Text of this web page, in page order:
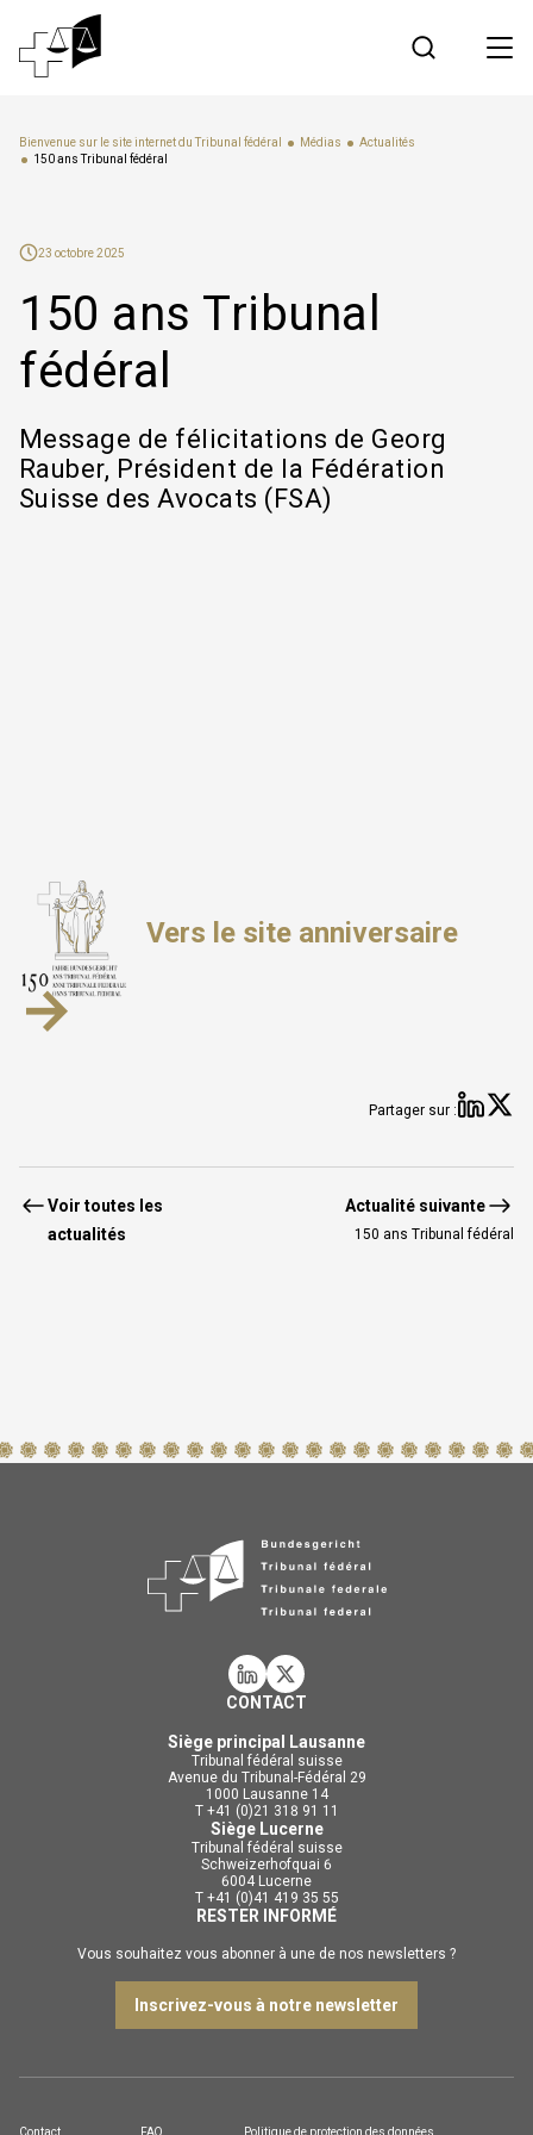
Communication électronique
Jurisprudence
Médias
Bienvenue sur le site internet du Tribunal fédéral Médias
Actualités
150 ans Tribunal fédéral
23 octobre 2025
150 ans Tribunal
fédéral
Message de félicitations de Georg
Rauber, Président de la Fédération
Suisse des Avocats (FSA)
Vers le site anniversaire
→
Partager sur :
Voir toutes les
actualités
Actualité suivante
150 ans Tribunal fédéral
CONTACT
Siège principal Lausanne
Tribunal fédéral suisse
Avenue du Tribunal-Fédéral 29
1000 Lausanne 14
T +41 (0)21 318 91 11
Siège Lucerne
Tribunal fédéral suisse
Schweizerhofquai 6
6004 Lucerne
T +41 (0)41 419 35 55
RESTER INFORMÉ
Vous souhaitez vous abonner à une de nos newsletters ?
Inscrivez-vous à notre newsletter
Contact FAQ Politique de protection des données